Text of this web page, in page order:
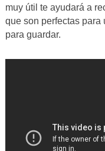
muy útil te ayudará a
que son perfectas
para guardar.